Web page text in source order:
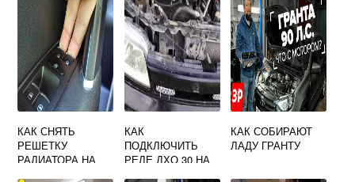
КАК СНЯТЬ
РЕШЕТКУ
РАДИАТОРА НА
КАК
ПОДКЛЮЧИТЬ
РЕЛЕ ДХО 30 НА
КАК СОБИРАЮТ
ЛАДУ ГРАНТУ